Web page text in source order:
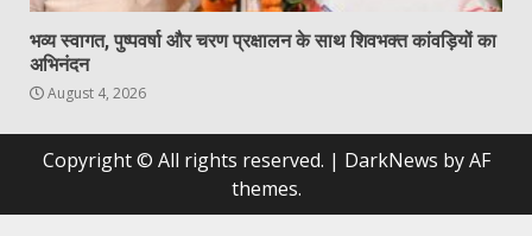
भव्य स्वागत, पुष्पवर्षा और चरण प्रक्षालन के साथ शिवभक्त कांवड़ियों का
अभिनंदन
August 4, 2026
Copyright © All rights reserved. | DarkNews by AF
themes.